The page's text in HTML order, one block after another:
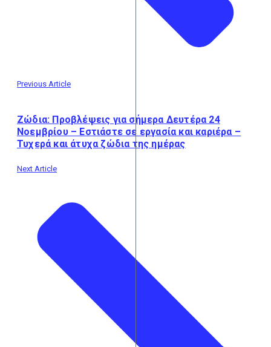
Previous Article
Ζώδια: Προβλέψεις για σήμερα Δευτέρα 24
Νοεμβρίου – Εστιάστε σε εργασία και καριέρα –
Τυχερά και άτυχα ζώδια της ημέρας
Next Article